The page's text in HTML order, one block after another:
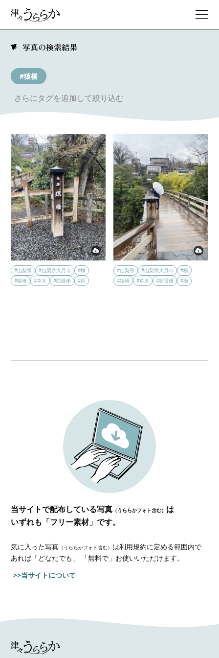
写真の検索結果
#猿橋
さらにタグを追加して絞り込む
#山梨県 #山梨県大月市
#橋
#猿橋
#草木 #防護柵 #雨
#山梨県 #山梨県大月市
#橋
#猿橋
#草木 #防護柵 #雨
当サイトで配布している写真 （うららかフォト含む） は
いずれも「フリー素材」です。
気に入った写真 （うららかフォト含む） は利用規約に定める範囲内で
あれば「どなたでも」 「無料で」お使いいただけます。
>>当サイトについて